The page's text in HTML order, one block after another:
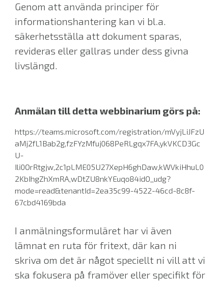
Genom att använda principer för
informationshantering kan vi bl.a.
säkerhetsställa att dokument sparas,
revideras eller gallras under dess givna
livslängd.
Anmälan till detta webbinarium görs på:
https://teams.microsoft.com/registration/mVyjLiJFzU
aMj2fL1Bab2g,fzFYzMfuj068PeRLgqx7FA,ykVKCD3Gc
U-
Ili0OrRtgjw,2c1pLME05U27XepH6ghDaw,kWVkiHhuL0
2KbIhgZhXmRA,wDtZU8nkYEuqo84idO_udg?
mode=read&tenantId=2ea35c99-4522-46cd-8c8f-
67cbd4169bda
I anmälningsformuläret har vi även
lämnat en ruta för fritext, där kan ni
skriva om det är något speciellt ni vill att vi
ska fokusera på framöver eller specifikt för